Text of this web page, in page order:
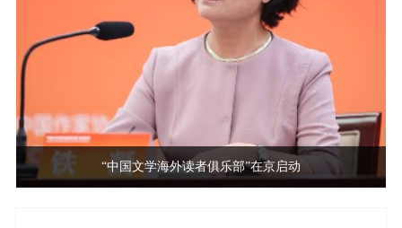
“中国文学海外读者俱乐部”在京启动